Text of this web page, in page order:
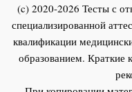
(c) 2020-2026 Тесты с
специализированной
квалификации
образованием. Краткие